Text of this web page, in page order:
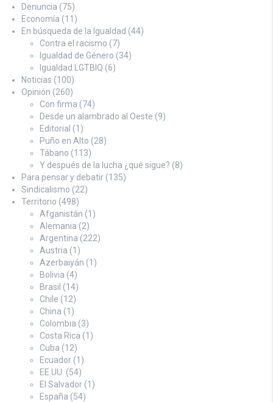
Denuncia (75)
Economía (11)
En búsqueda de la Igualdad (44)
Contra el racismo (7)
Igualdad de Género (34)
Igualdad LGTBIQ (6)
Noticias (100)
Opinión (260)
Con firma (74)
Desde un alambrado al Oeste (9)
Editorial (1)
Puño en Alto (28)
Tábano (113)
Y después de la lucha ¿qué sigue? (8)
Para pensar y debatir (135)
Sindicalismo (22)
Territorio (498)
Afganistán (1)
Alemania (2)
Argentina (222)
Austria (1)
Azerbaiyán (1)
Bolivia (4)
Brasil (14)
Chile (12)
China (1)
Colombia (3)
Costa Rica (1)
Cuba (12)
Ecuador (1)
EE.UU. (54)
El Salvador (1)
España (54)